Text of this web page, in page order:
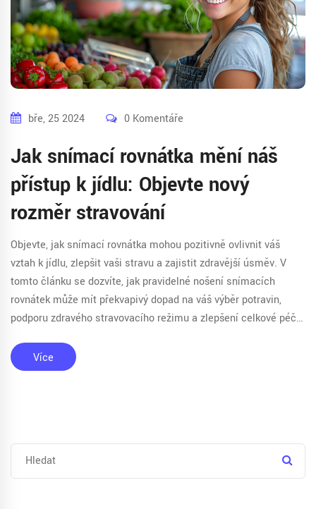
bře, 25 2024 0 Komentáře
Jak snímací rovnátka mění náš
přístup k jídlu: Objevte nový
rozměr stravování
Objevte, jak snímací rovnátka mohou pozitivně ovlivnit váš
vztah k jídlu, zlepšit vaši stravu a zajistit zdravější úsměv. V
tomto článku se dozvíte, jak pravidelné nošení snímacích
rovnátek může mít překvapivý dopad na váš výběr potravin,
podporu zdravého stravovacího režimu a zlepšení celkové péče
Více